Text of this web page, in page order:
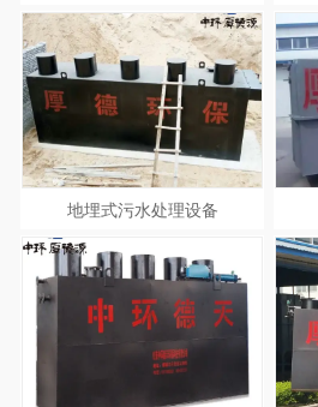
地埋式污水处理设备